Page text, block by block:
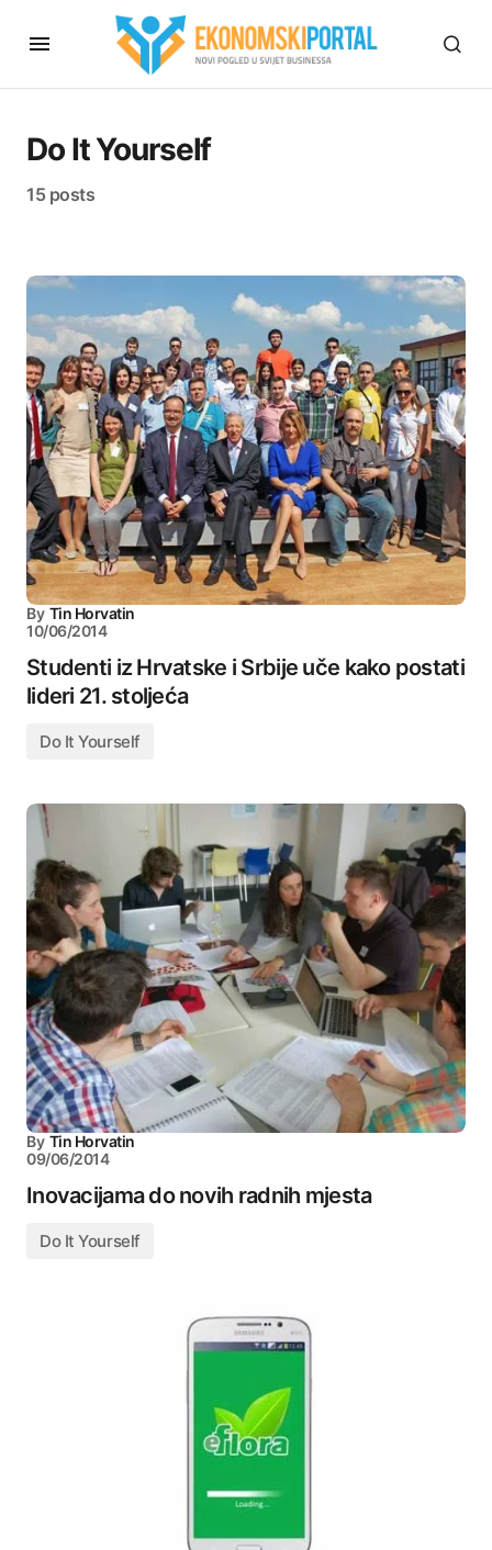
Do It Yourself
15 posts
By Tin Horvatin
10/06/2014
Studenti iz Hrvatske i Srbije uče kako postati
lideri 21. stoljeća
Do It Yourself
By Tin Horvatin
09/06/2014
Inovacijama do novih radnih mjesta
Do It Yourself